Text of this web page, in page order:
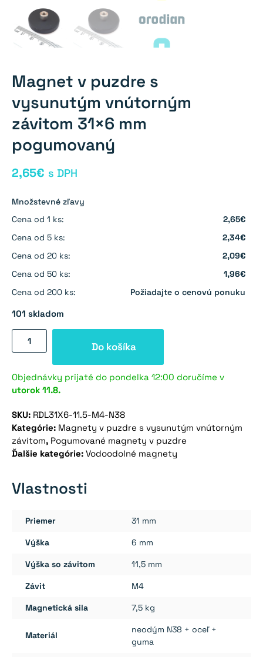
Magnet v puzdre s
vysunutým vnútorným
závitom 31×6 mm
pogumovaný
2,65€ s DPH
Množstevné zľavy
Cena od 1 ks:
2,65€
Cena od 5 ks:
2,34€
Cena od 20 ks:
2,09€
Cena od 50 ks:
1,96€
Cena od 200 ks:
Požiadajte o cenovú ponuku
101 skladom
množstvo
Magnet
puzdre
s
vnútorným
závitom
31×6
Do košíka
Objednávky prijaté do pondelka 12:00 doručíme v
utorok 11.8.
SKU: RDL31X6-11.5-M4-N38
Kategórie: Magnety v puzdre s vysunutým vnútorným
závitom, Pogumované magnety v puzdre
Ďalšie kategórie: Vodoodolné magnety
Vlastnosti
Priemer 31 mm
Výška 6 mm
Výška so závitom 11,5 mm
Závit M4
Magnetická sila 7,5 kg
Materiál
neodým N38 + oceľ +
guma